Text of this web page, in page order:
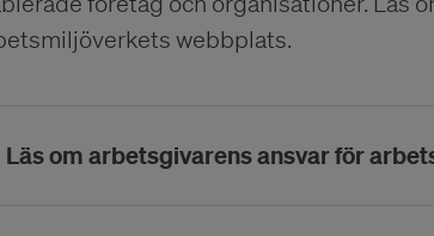
webbplats.
Läs om arbetsgivarens ansvar för